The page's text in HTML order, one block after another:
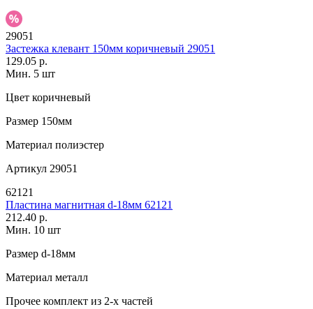
29051
Застежка клевант 150мм коричневый 29051
129.05 р.
Мин. 5 шт
Цвет коричневый
Размер 150мм
Материал полиэстер
Артикул 29051
62121
Пластина магнитная d-18мм 62121
212.40 р.
Мин. 10 шт
Размер d-18мм
Материал металл
Прочее комплект из 2-х частей